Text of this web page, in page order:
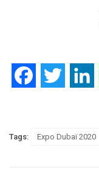
FacebookTwitter
Tags: Expo Dubaï 2020